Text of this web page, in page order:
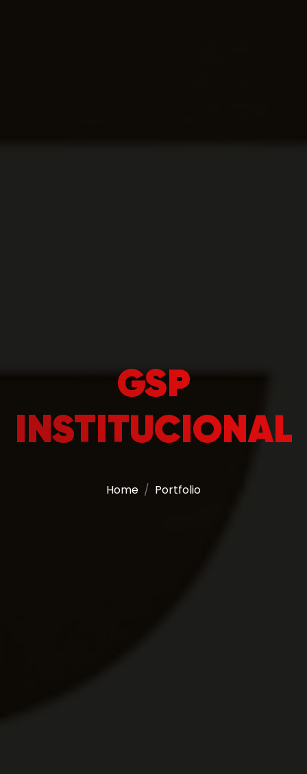
GSP
INSTITUCIONAL
Home Portfolio